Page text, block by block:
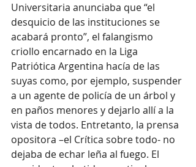
Universitaria anunciaba que “el
desquicio de las instituciones se
acabará pronto”, el falangismo
criollo encarnado en la Liga
Patriótica Argentina hacía de las
suyas como, por ejemplo, suspender
a un agente de policía de un árbol y
en paños menores y dejarlo allí a la
vista de todos. Entretanto, la prensa
opositora –el Crítica sobre todo- no
dejaba de echar leña al fuego. El